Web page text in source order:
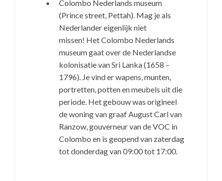
Colombo Nederlands museum
(Prince street, Pettah). Mag je als
Nederlander eigenlijk niet
missen! Het Colombo Nederlands
museum gaat over de Nederlandse
kolonisatie van Sri Lanka (1658 –
1796). Je vind er wapens, munten,
portretten, potten en meubels uit die
periode. Het gebouw was origineel
de woning van graaf August Carl van
Ranzow, gouverneur van de VOC in
Colombo en is geopend van zaterdag
tot donderdag van 09:00 tot 17:00.